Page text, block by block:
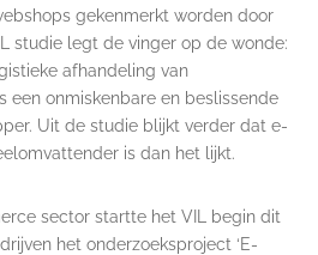
gekenmerkt worden door
studie legt de vinger op de wonde:
afhandeling van
een onmiskenbare en beslissende
Uit de studie blijkt verder dat e-
is dan het lijkt.
sector startte het VIL begin dit
het onderzoeksproject ‘E-